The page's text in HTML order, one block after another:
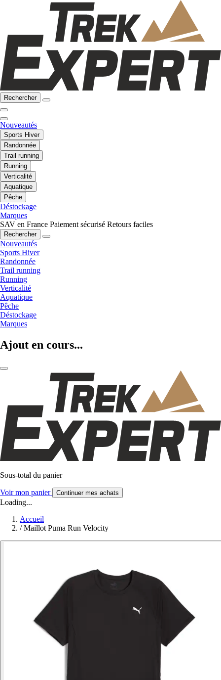
Rechercher
Nouveautés
Sports Hiver
Randonnée
Trail running
Running
Verticalité
Aquatique
Pêche
Déstockage
Marques
SAV en France Paiement sécurisé Retours faciles
Rechercher
Nouveautés
Sports Hiver
Randonnée
Trail running
Running
Verticalité
Aquatique
Pêche
Déstockage
Marques
Ajout en cours...
Sous-total du panier
Voir mon panier Continuer mes achats
Loading...
Accueil
/ Maillot Puma Run Velocity